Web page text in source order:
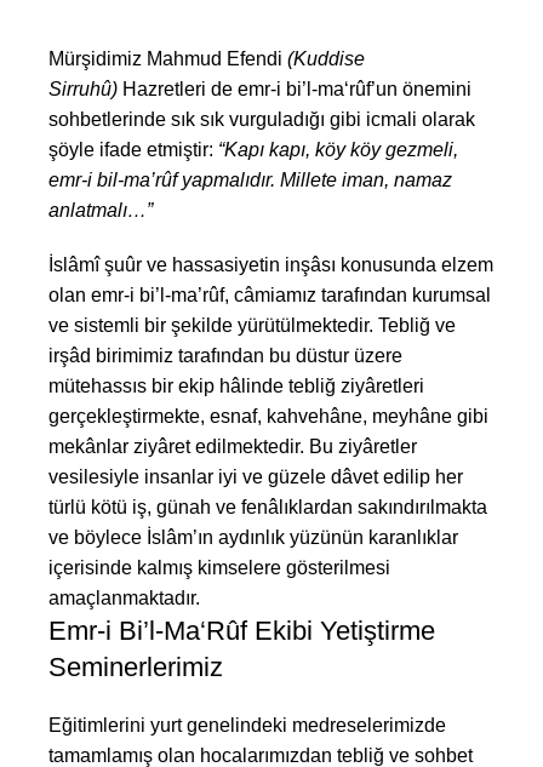
Mürşidimiz Mahmud Efendi (Kuddise
Sirruhû) Hazretleri de emr-i bi’l-ma‘rûf’un önemini
sohbetlerinde sık sık vurguladığı gibi icmali olarak
şöyle ifade etmiştir: “Kapı kapı, köy köy gezmeli,
emr-i bil-ma’rûf yapmalıdır. Millete iman, namaz
anlatmalı…”
İslâmî şuûr ve hassasiyetin inşâsı konusunda elzem
olan emr-i bi’l-ma’rûf, câmiamız tarafından kurumsal
ve sistemli bir şekilde yürütülmektedir. Tebliğ ve
irşâd birimimiz tarafından bu düstur üzere
mütehassıs bir ekip hâlinde tebliğ ziyâretleri
gerçekleştirmekte, esnaf, kahvehâne, meyhâne gibi
mekânlar ziyâret edilmektedir. Bu ziyâretler
vesilesiyle insanlar iyi ve güzele dâvet edilip her
türlü kötü iş, günah ve fenâlıklardan sakındırılmakta
ve böylece İslâm’ın aydınlık yüzünün karanlıklar
içerisinde kalmış kimselere gösterilmesi
amaçlanmaktadır.
Emr-i Bi’l-Ma‘Rûf Ekibi Yetiştirme
Seminerlerimiz
Eğitimlerini yurt genelindeki medreselerimizde
tamamlamış olan hocalarımızdan tebliğ ve sohbet